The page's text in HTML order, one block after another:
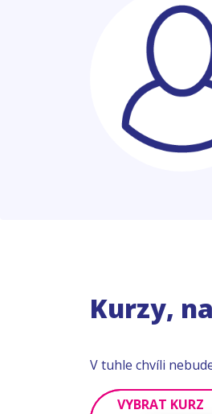
Kurzy,
V tuhle chvíli
VYBRAT KURZ